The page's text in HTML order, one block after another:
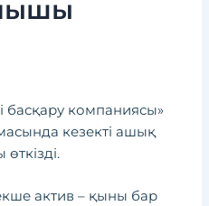
басқару компаниясы»
кезекті ашық
актив – қыны бар